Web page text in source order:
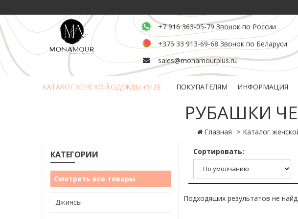
+7 916 363-05-79 Звонок по России
+375 33 913-69-68 Звонок по Беларуси
sales@monamourplus.ru
КАТАЛОГ ЖЕНСКОЙ ОДЕЖДЫ +SIZE ПОКУПАТЕЛЯМ ИНФОРМАЦИЯ
РУБАШКИ
Главная Каталог
КАТЕГОРИИ
Смотреть все товары
Джинсы
Сортировать:
Подходящих результатов не